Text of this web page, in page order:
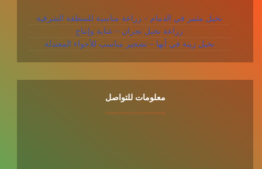
نخيل مثمر في الدمام – زراعة مناسبة للمنطقة الشرقية
زراعة نخيل نجران – عناية وإنتاج
نخيل زينة في أبها – تشجير مناسب للأجواء المعتدلة
معلومات للتواصل